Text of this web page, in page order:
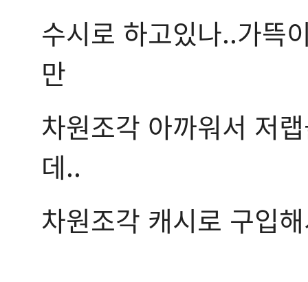
수시로 하고있나..가뜩
만
차원조각 아까워서 저
데..
차원조각 캐시로 구입